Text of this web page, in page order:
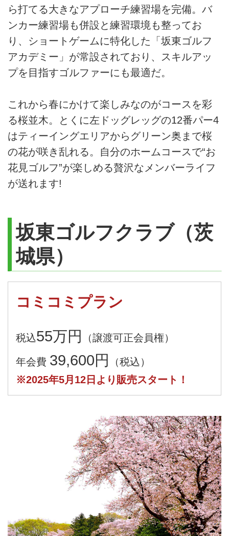
ら打てる大きなアプローチ練習場を完備。バ
ンカー練習場も併設と練習環境も整ってお
り、ショートゲームに特化した「坂東ゴルフ
アカデミー」が常設されており、スキルアッ
プを目指すゴルファーにも最適だ。
これから春にかけて楽しみなのがコースを彩
る桜並木。とくに左ドッグレッグの12番パー4
はティーイングエリアからグリーン奥まで桜
の花が咲き乱れる。自分のホームコースで“お
花見ゴルフ”が楽しめる贅沢なメンバーライフ
が送れます!
坂東ゴルフクラブ（茨
城県）
コミコミプラン
税込55万円 （譲渡可正会員権）
年会費 39,600円
（税込）
※2025年5月12日より販売スタート！